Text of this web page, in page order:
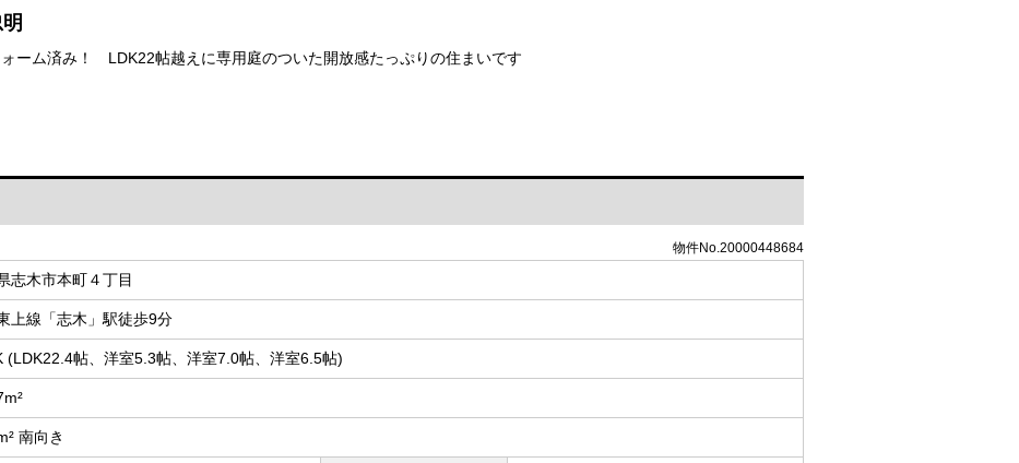
ーム済み！ LDK22帖越えに専用庭のついた開放感たっぷりの住まいです
物件No.20000448684
志木市本町４丁目
上線「志木」駅徒歩9分
(LDK22.4帖、洋室5.3帖、洋室7.0帖、洋室6.5帖)
南向き